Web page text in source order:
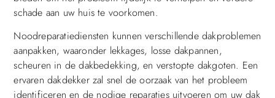
schade aan uw huis te voorkomen.
Noodreparatiediensten kunnen verschillende dakproblemen
aanpakken, waaronder lekkages, losse dakpannen,
scheuren in de dakbedekking, en verstopte dakgoten. Een
ervaren dakdekker zal snel de oorzaak van het probleem
identificeren en de nodige reparaties uitvoeren om uw dak